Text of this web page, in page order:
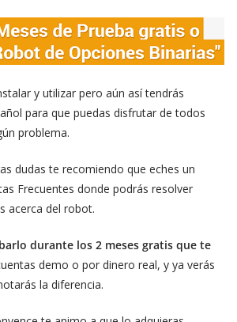
y utilizar pero aún así tendrás
para que puedas disfrutar de todos
problema.
dudas te recomiendo que eches un
Frecuentes donde podrás resolver
acerca del robot.
durante los 2 meses gratis que te
demo o por dinero real, y ya verás
la diferencia.